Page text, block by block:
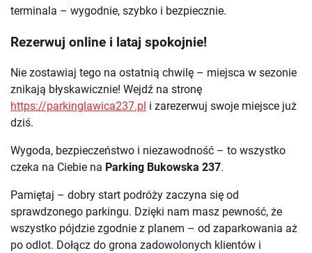
terminala – wygodnie, szybko i bezpiecznie.
Rezerwuj online i lataj spokojnie!
Nie zostawiaj tego na ostatnią chwilę – miejsca w sezonie
znikają błyskawicznie! Wejdź na stronę
https://parkinglawica237.pl i zarezerwuj swoje miejsce już
dziś.
Wygoda, bezpieczeństwo i niezawodność – to wszystko
czeka na Ciebie na Parking Bukowska 237.
Pamiętaj – dobry start podróży zaczyna się od
sprawdzonego parkingu. Dzięki nam masz pewność, że
wszystko pójdzie zgodnie z planem – od zaparkowania aż
po odlot. Dołącz do grona zadowolonych klientów i